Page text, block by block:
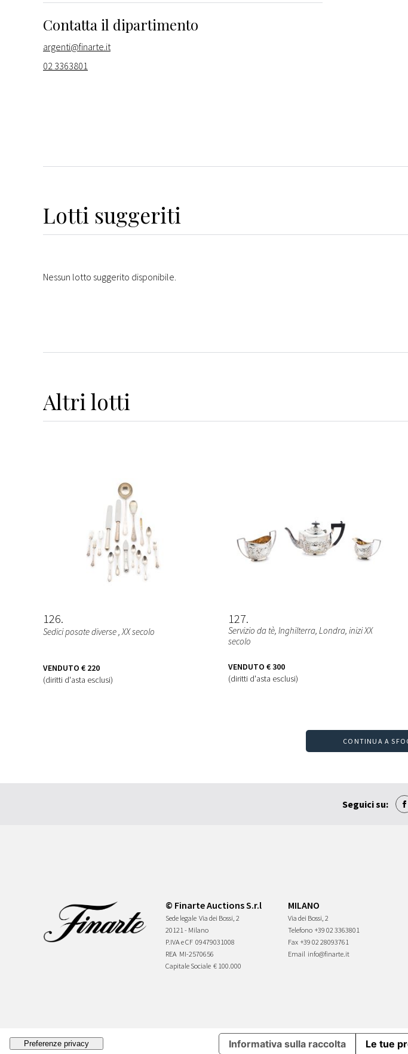
Contatta il dipartimento
argenti@finarte.it
02 3363801
Lotti suggeriti
Nessun lotto suggerito disponibile.
Altri lotti
126
Sedici posate diverse, XX secolo
VENDUTO € 220
(diritti d'asta esclusi)
127
Servizio da tè, Inghilterra, Londra, inizi XX
secolo
VENDUTO € 300
(diritti d'asta esclusi)
CONTINUA A
Seguici su:
© Finarte Auctions S.r.l
Sede legale Via dei Bossi, 2
20121 - Milano
P.IVA e CF 09479031008
REA MI-2570656
Capitale Sociale € 100.000
MILANO
Via dei Bossi, 2
Telefono +39 02 3363801
Fax +39 02 28093761
Email info@finarte.it
Informativa sulla raccolta Le tue